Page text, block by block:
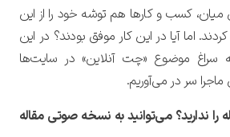
میان، کسب و کارها هم توشه خود را از این
اما آیا در این کار موفق بودند؟ در این
به سراغ موضوع «چت آنلاین» در سایت‌ها
سر در می‌آوریم.
را ندارید؟ می‌توانید به نسخه صوتی مقاله